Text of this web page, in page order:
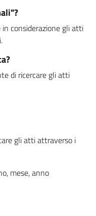
considerazione gli atti
di ricercare gli atti
gli atti attraverso i
mese, anno